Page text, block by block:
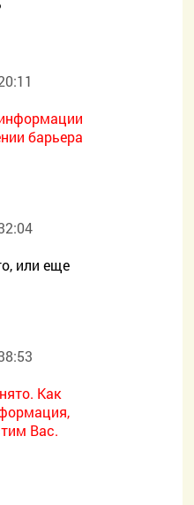
барьера
или еще
Как
Вас.